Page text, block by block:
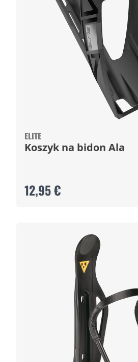
ELITE
Koszyk na bidon Ala
12,95 €